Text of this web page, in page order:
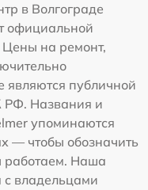
в Волгограде
официальной
Цены на ремонт,
являются публичной
РФ. Названия и
упоминаются
— чтобы обозначить
работаем. Наша
владельцами